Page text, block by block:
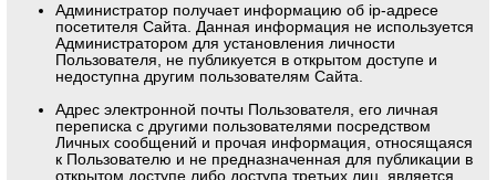
Администратор получает информацию об ip-адресе
посетителя Сайта. Данная информация не используется
Администратором для установления личности
Пользователя, не публикуется в открытом доступе и
недоступна другим пользователям Сайта.
Адрес электронной почты Пользователя, его личная
переписка с другими пользователями посредством
Личных сообщений и прочая информация, относящаяся
к Пользователю и не предназначенная для публикации в
открытом доступе либо доступа третьих лиц, является